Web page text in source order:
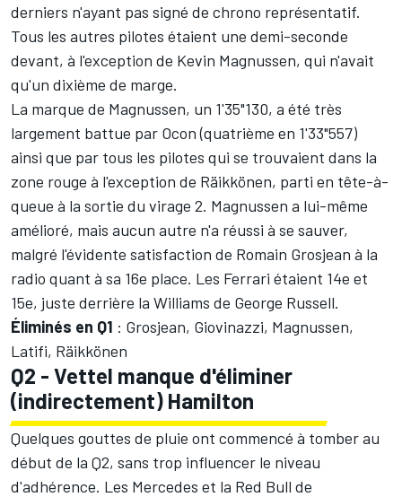
derniers n'ayant pas signé de chrono représentatif.
Tous les autres pilotes étaient une demi-seconde
devant, à l'exception de Kevin Magnussen, qui n'avait
qu'un dixième de marge.
La marque de Magnussen, un 1'35"130, a été très
largement battue par Ocon (quatrième en 1'33"557)
ainsi que par tous les pilotes qui se trouvaient dans la
zone rouge à l'exception de Räikkönen, parti en tête-à-
queue à la sortie du virage 2. Magnussen a lui-même
amélioré, mais aucun autre n'a réussi à se sauver,
malgré l'évidente satisfaction de Romain Grosjean à la
radio quant à sa 16e place. Les Ferrari étaient 14e et
15e, juste derrière la Williams de George Russell.
Éliminés en Q1 : Grosjean, Giovinazzi, Magnussen,
Latifi, Räikkönen
Q2 - Vettel manque d'éliminer
(indirectement) Hamilton
Quelques gouttes de pluie ont commencé à tomber au
début de la Q2, sans trop influencer le niveau
d'adhérence. Les Mercedes et la Red Bull de